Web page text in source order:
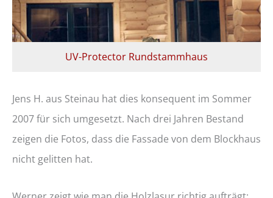
UV-Protector Rundstammhaus
Jens H. aus Steinau hat dies konsequent im Sommer
2007 für sich umgesetzt. Nach drei Jahren Bestand
zeigen die Fotos, dass die Fassade von dem Blockhaus
nicht gelitten hat.